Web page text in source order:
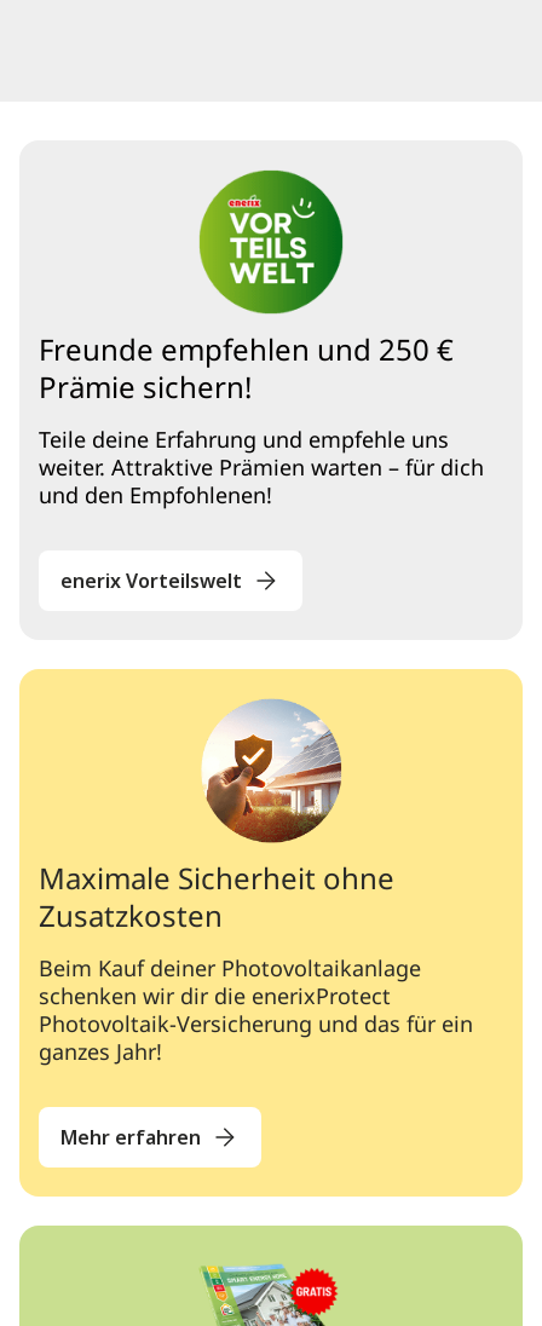
Freunde empfehlen und 250 €
Prämie sichern!
Teile deine Erfahrung und empfehle uns
weiter. Attraktive Prämien warten – für dich
und den Empfohlenen!
enerix Vorteilswelt
Maximale Sicherheit ohne
Zusatzkosten
Beim Kauf deiner Photovoltaikanlage
schenken wir dir die enerixProtect
Photovoltaik-Versicherung und das für ein
ganzes Jahr!
Mehr erfahren